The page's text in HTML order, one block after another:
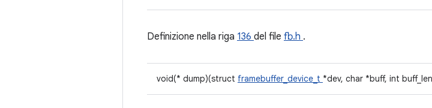
Definizione nella riga 136 del file fb.h .
void(* dump)(struct framebuffer_device_t *dev, char *buff, int